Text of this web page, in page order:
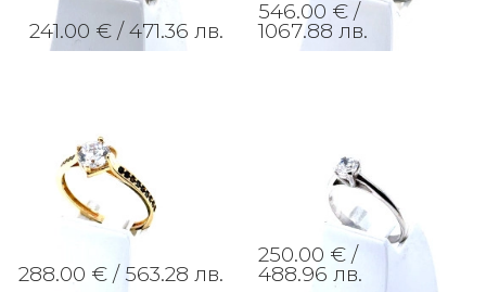
241.00 € / 471.36 лв.
546.00 € /
1067.88 лв.
288.00 € / 563.28 лв.
250.00 € /
488.96 лв.